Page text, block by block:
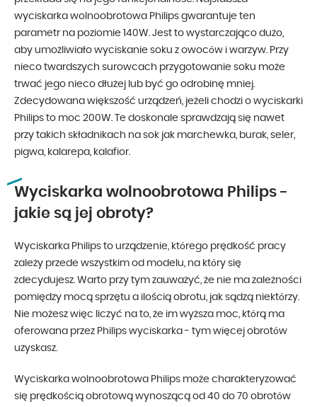
wyciskarka wolnoobrotowa Philips gwarantuje ten
parametr na poziomie 140W. Jest to wystarczająco dużo,
aby umożliwiało wyciskanie soku z owoców i warzyw. Przy
nieco twardszych surowcach przygotowanie soku może
trwać jego nieco dłużej lub być go odrobinę mniej.
Zdecydowana większość urządzeń, jeżeli chodzi o wyciskarki
Philips to moc 200W. Te doskonale sprawdzają się nawet
przy takich składnikach na sok jak marchewka, burak, seler,
pigwa, kalarepa, kalafior.
Wyciskarka wolnoobrotowa Philips -
jakie są jej obroty?
Wyciskarka Philips to urządzenie, którego prędkość pracy
zależy przede wszystkim od modelu, na który się
zdecydujesz. Warto przy tym zauważyć, że nie ma zależności
pomiędzy mocą sprzętu a ilością obrotu, jak sądzą niektórzy.
Nie możesz więc liczyć na to, że im wyższa moc, którą ma
oferowana przez Philips wyciskarka - tym więcej obrotów
uzyskasz.
Wyciskarka wolnoobrotowa Philips może charakteryzować
się prędkością obrotową wynoszącą od 40 do 70 obrotów